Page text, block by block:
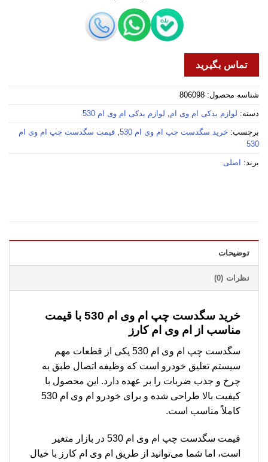
تماس بگیرید
شناسه محصول: 806098
دسته: لوازم یدکی ام وی ام, لوازم یدکی ام وی ام 530
برچسب: خرید سگدست چپ ام وی ام 530 , قیمت سگدست چپ ام وی ام
530
برند: اصلی
توضیحات
نظرات (0)
خرید سگدست چپ ام وی ام 530 با قیمت
مناسب از ام وی ام کارز
سگدست چپ ام وی ام 530 یکی از قطعات مهم
سیستم تعلیق خودرو است که وظیفه اتصال طبق به
چرخ و جذب ضربات را بر عهده دارد. این محصول با
کیفیت بالا طراحی شده و برای خودرو ام وی ام 530
کاملاً مناسب است.
قیمت سگدست چپ ام وی ام 530 در بازار متغیر
است، اما شما می‌توانید از طریق ام وی ام کارز با خیال